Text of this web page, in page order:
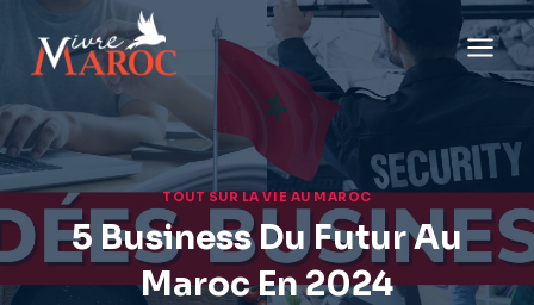
contenu
TOUT SUR LA VIE AU MAROC
5 Business Du Futur Au
Maroc En 2024